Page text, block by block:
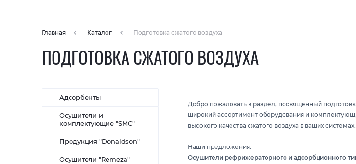
Главная Каталог Подготовка сжатого воздуха
ПОДГОТОВКА СЖАТОГО ВОЗДУХА
Адсорбенты
Осушители и
комплектующие "SMC"
Продукция "Donaldson"
Осушители "Remeza"
Добро пожаловать в раздел, посвященный
широкий ассортимент оборудования и
высокого качества сжатого воздуха в ваших системах.
Наши предложения:
Осушители рефрижераторного и адсорбционного